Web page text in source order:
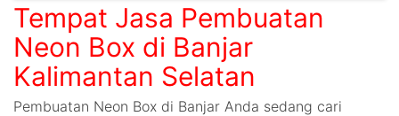
Tempat Jasa Pembuatan
Neon Box di Banjar
Kalimantan Selatan
Pembuatan Neon Box di Banjar Anda sedang cari